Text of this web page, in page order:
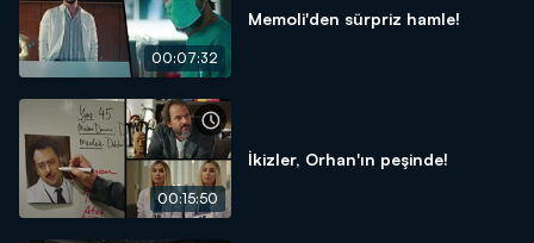
00:07:32
Memoli'den sürpriz hamle!
00:15:50
İkizler, Orhan'ın peşinde!